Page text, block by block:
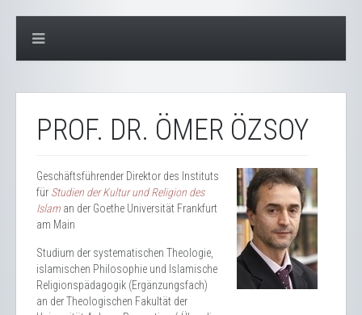
PROF. DR. ÖMER ÖZSOY
Geschäftsführender Direktor des Instituts
für Studien der Kultur und Religion des
Islam an der Goethe Universität Frankfurt
am Main
Studium der systematischen Theologie,
islamischen Philosophie und Islamische
Religionspädagogik (Ergänzungsfach)
an der Theologischen Fakultät der